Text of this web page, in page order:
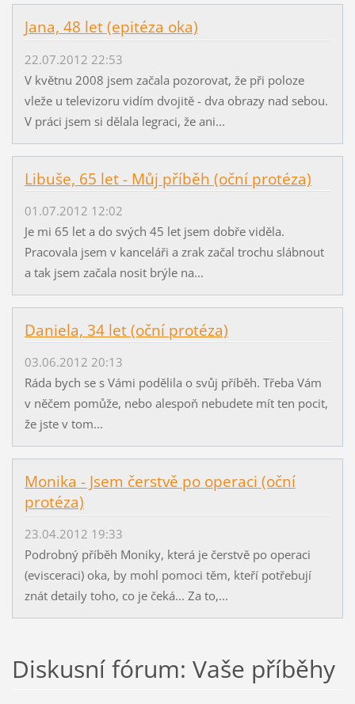
Jana, 48 let (epitéza oka)
22.07.2012 22:53
V květnu 2008 jsem začala pozorovat, že při poloze
vleže u televizoru vidím dvojitě - dva obrazy nad sebou.
V práci jsem si dělala legraci, že ani...
Libuše, 65 let - Můj příběh (oční protéza)
01.07.2012 12:02
Je mi 65 let a do svých 45 let jsem dobře viděla.
Pracovala jsem v kanceláři a zrak začal trochu slábnout
a tak jsem začala nosit brýle na...
Daniela, 34 let (oční protéza)
03.06.2012 20:13
Ráda bych se s Vámi podělila o svůj příběh. Třeba Vám
v něčem pomůže, nebo alespoň nebudete mít ten pocit,
že jste v tom...
Monika - Jsem čerstvě po operaci (oční
protéza)
23.04.2012 19:33
Podrobný příběh Moniky, která je čerstvě po operaci
(evisceraci) oka, by mohl pomoci těm, kteří potřebují
znát detaily toho, co je čeká... Za to,...
Diskusní fórum: Vaše příběhy